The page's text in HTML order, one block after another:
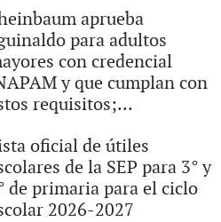
aprueba
para adultos
con credencial
y que cumplan con
requisitos;...
oficial de útiles
de la SEP para 3° y
de primaria para el ciclo
2026-2027